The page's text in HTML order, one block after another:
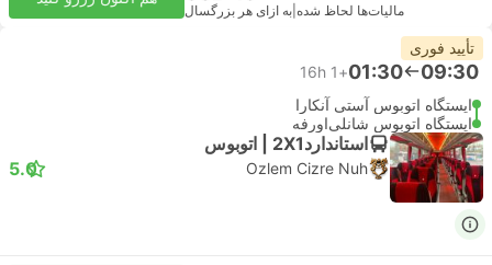
مالیات‌ها لحاظ شده به ازای هر بزرگسال
تأیید فوری
09:30
01:30
+1
16h
ایستگاه اتوبوس آستی آنکارا
ایستگاه اتوبوس شانلی‌اورفه
استاندارد2X1 | اتوبوس
Ozlem Cizre Nuh
5.0